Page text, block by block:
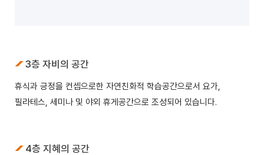
3층 자비의 공간
휴식과 긍정을 컨셉으로한 자연친화적 학습공간으로서 요가,
필라테스, 세미나 및 야외 휴게공간으로 조성되어 있습니다.
4층 지혜의 공간